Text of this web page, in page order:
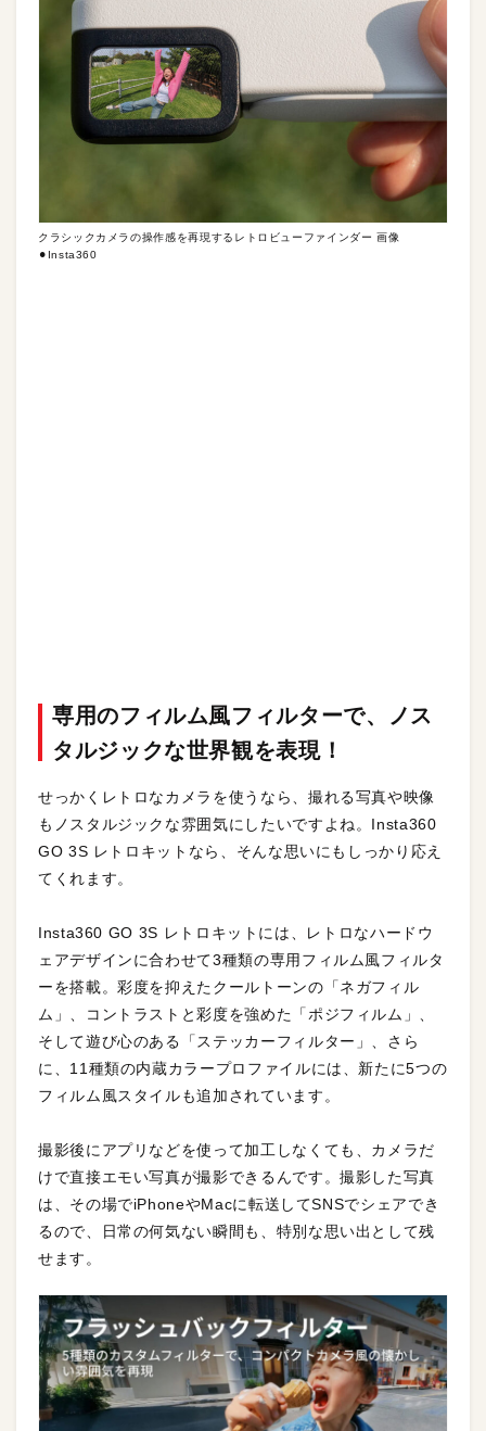
クラシックカメラの操作感を再現するレトロビューファインダー 画像
⚫︎Insta360
専用のフィルム風フィルターで、ノス
タルジックな世界観を表現！
せっかくレトロなカメラを使うなら、撮れる写真や映像
もノスタルジックな雰囲気にしたいですよね。Insta360
GO 3S レトロキットなら、そんな思いにもしっかり応え
てくれます。
Insta360 GO 3S レトロキットには、レトロなハードウ
ェアデザインに合わせて3種類の専用フィルム風フィルタ
ーを搭載。彩度を抑えたクールトーンの「ネガフィル
ム」、コントラストと彩度を強めた「ポジフィルム」、
そして遊び心のある「ステッカーフィルター」、さら
に、11種類の内蔵カラープロファイルには、新たに5つの
フィルム風スタイルも追加されています。
撮影後にアプリなどを使って加工しなくても、カメラだ
けで直接エモい写真が撮影できるんです。撮影した写真
は、その場でiPhoneやMacに転送してSNSでシェアでき
るので、日常の何気ない瞬間も、特別な思い出として残
せます。